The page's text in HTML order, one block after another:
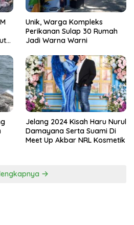
Unik, Warga Kompleks
Perikanan Sulap 30 Rumah
Jadi Warna Warni
Jelang 2024 Kisah Haru Nurul
Damayana Serta Suami Di
Meet Up Akbar NRL Kosmetik